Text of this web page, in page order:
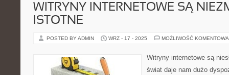
WITRYNY INTERNETOWE SĄ
ISTOTNE
POSTED BY ADMIN WRZ - 17 - 2025 MOŻLIWOŚĆ
Witryny internetowe są
świat daje nam dużo